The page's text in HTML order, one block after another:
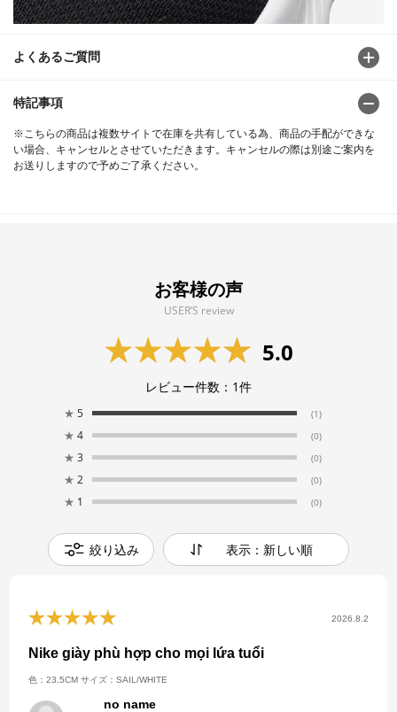
よくあるご質問
特記事項
※こちらの商品は複数サイトで在庫を共有している為、商品の手配ができな
い場合、キャンセルとさせていただきます。キャンセルの際は別途ご案内を
お送りしますので予めご了承ください。
お客様の声
USER’S review
5.0
レビュー件数： 1件
★ 5 (1)
★ 4 (0)
★ 3 (0)
★ 2 (0)
★ 1 (0)
絞り込み 表示：新しい順
2026.8.2
Nike giày phù hợp cho mọi lứa tuổi
色：23.5CM サイズ：SAIL/WHITE
no name